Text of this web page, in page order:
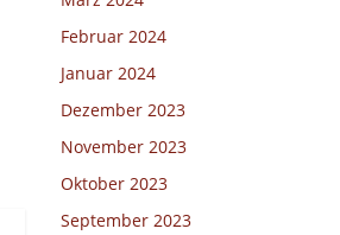
Februar 2024
Januar 2024
Dezember 2023
November 2023
Oktober 2023
September 2023